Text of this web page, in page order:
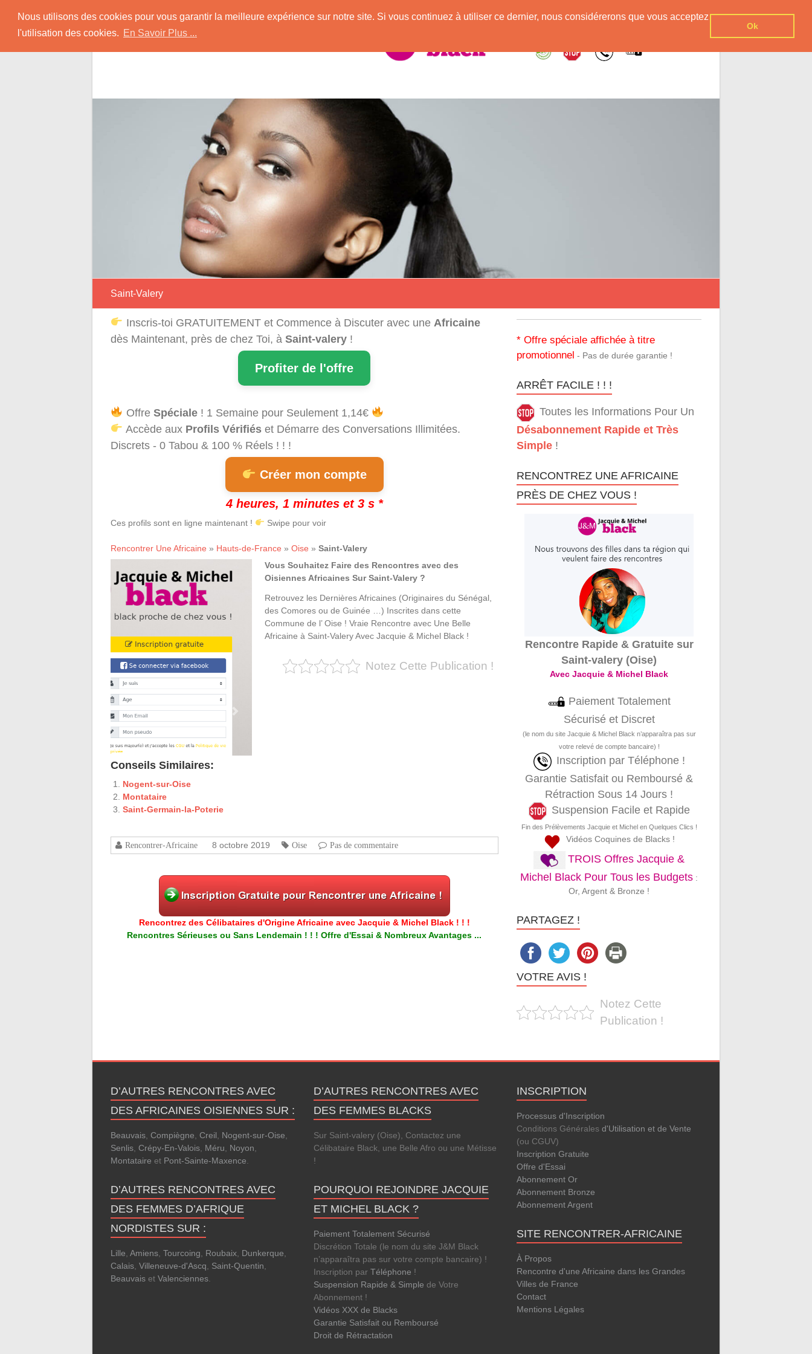
Nous utilisons des cookies pour vous garantir la meilleure expérience sur notre site. Si vous continuez à utiliser ce dernier, nous considérerons que vous acceptez
l'utilisation des cookies. En Savoir Plus ...
Ok
content
Rencontrer-Africaine
Conseils et Infos pour la Rencontre d'une Belle Africaine !
Saint-Valery
Inscris-toi GRATUITEMENT et Commence à Discuter avec une Africaine
dès Maintenant, près de chez Toi, à Saint-valery !
Profiter de l'offre
Offre Spéciale! 1 Semaine pour Seulement 1,14€
Accède aux Profils Vérifiéset Démarre des Conversations Illimitées.
Discrets - 0 Tabou & 100 % Réels ! ! !
Créer mon compte
4 heures, 1 minutes et 3 s *
Ces profils sont en ligne maintenant ! Swipe pour voir
Rencontrer Une Africaine » Hauts-de-France » Oise » Saint-Valery
Vous Souhaitez Faire des Rencontres avec des
Oisiennes Africaines Sur Saint-Valery ?
Retrouvez les Dernières Africaines (Originaires du Sénégal,
des Comores ou de Guinée …) Inscrites dans cette
Commune de l’ Oise ! Vraie Rencontre avec Une Belle
Africaine à Saint-Valery Avec Jacquie & Michel Black !
Notez Cette Publication !
Conseils Similaires:
Nogent-sur-Oise
Montataire
Saint-Germain-la-Poterie
Rencontrer-Africaine 8 octobre 2019 Oise Pas de commentaire
Rencontrez des Célibataires d'Origine Africaine avec Jacquie & Michel Black ! ! !
Rencontres Sérieuses ou Sans Lendemain ! ! ! Offre d'Essai & Nombreux Avantages ...
* Offre spéciale affichée à titre
promotionnel - Pas de durée garantie !
ARRÊT FACILE ! ! !
Toutes les Informations Pour Un
Désabonnement Rapide et Très
Simple !
RENCONTREZ UNE AFRICAINE
PRÈS DE CHEZ VOUS !
Rencontre Rapide & Gratuite sur
Saint-valery (Oise)
Avec Jacquie & Michel Black
Paiement Totalement
Sécurisé et Discret
(le nom du site Jacquie & Michel Black n’apparaîtra pas sur
votre relevé de compte bancaire) !
Inscription par Téléphone !
Garantie Satisfait ou Remboursé &
Rétraction Sous 14 Jours !
Suspension Facile et Rapide
Fin des Prélèvements Jacquie et Michel en Quelques Clics !
Vidéos Coquines de Blacks !
TROIS Offres Jacquie &
Michel Black Pour Tous les Budgets :
Or, Argent & Bronze !
PARTAGEZ !
VOTRE AVIS !
Notez Cette
Publication !
D’AUTRES RENCONTRES AVEC
DES AFRICAINES OISIENNES SUR :
Beauvais Compiègne Creil Nogent-sur-Oise
Senlis Crépy-En-Valois Méru Noyon
Montataire et Pont-Sainte-Maxence
D’AUTRES RENCONTRES AVEC
DES FEMMES D’AFRIQUE
NORDISTES SUR :
Lille Amiens Tourcoing Roubaix Dunkerque
Calais Villeneuve-d'Ascq Saint-Quentin
Beauvais et Valenciennes
D’AUTRES RENCONTRES AVEC
DES FEMMES BLACKS
Sur Saint-valery (Oise), Contactez une
Célibataire Black, une Belle Afro ou une Métisse
!
POURQUOI REJOINDRE JACQUIE
ET MICHEL BLACK ?
Paiement Totalement Sécurisé
Discrétion Totale (le nom du site J&M Black
n’apparaîtra pas sur votre compte bancaire) !
Inscription par Téléphone !
Suspension Rapide & Simple de Votre
Abonnement !
Vidéos XXX de Blacks
Garantie Satisfait ou Remboursé
Droit de Rétractation
INSCRIPTION
Processus d'Inscription
Conditions Générales d'Utilisation et de Vente
(ou CGUV)
Inscription Gratuite
Offre d'Essai
Abonnement Or
Abonnement Bronze
Abonnement Argent
SITE RENCONTRER-AFRICAINE
À Propos
Rencontre d'une Africaine dans les Grandes
Villes de France
Contact
Mentions Légales